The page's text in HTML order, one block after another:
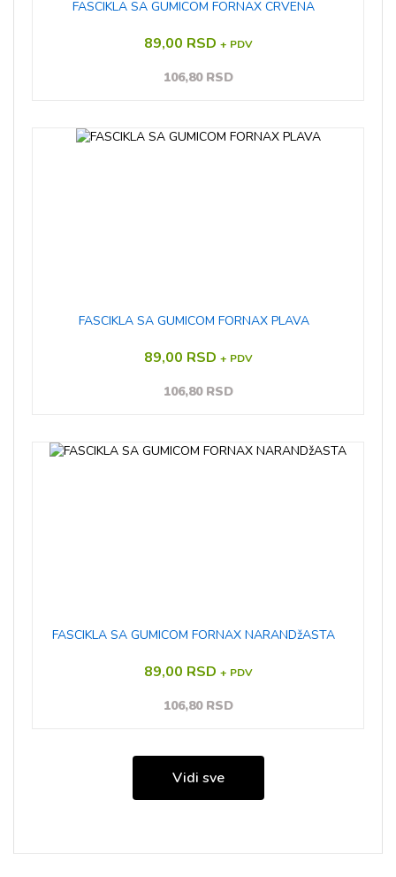
FASCIKLA SA GUMICOM FORNAX CRVENA
89,00 RSD + PDV
106,80 RSD
FASCIKLA SA GUMICOM FORNAX PLAVA
89,00 RSD + PDV
106,80 RSD
FASCIKLA SA GUMICOM FORNAX NARANDžASTA
89,00 RSD + PDV
106,80 RSD
Vidi sve